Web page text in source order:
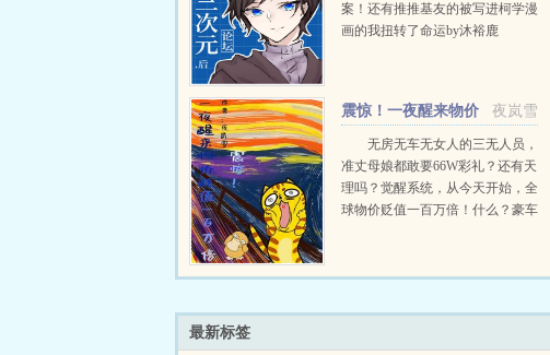
案！还有推推基友的被写进柯学漫
画的我扭转了命运by沐裕鹿
夜岚雪
震惊！一夜醒来物价
贬值一百万倍
无房无车无女人的三无人员，
准丈母娘都敢要66W彩礼？还有天
理吗？觉醒系统，从今天开始，全
球物价贬值一百万倍！什么？豪车
最新标签